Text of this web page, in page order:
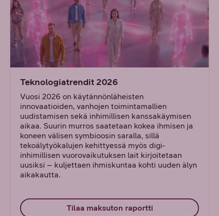
Teknologiatrendit 2026
Vuosi 2026 on käytännönläheisten
innovaatioiden, vanhojen toimintamallien
uudistamisen sekä inhimillisen kanssakäymisen
aikaa. Suurin murros saatetaan kokea ihmisen ja
koneen välisen symbioosin saralla, sillä
tekoälytyökalujen kehittyessä myös digi-
inhimillisen vuorovaikutuksen lait kirjoitetaan
uusiksi – kuljettaen ihmiskuntaa kohti uuden älyn
aikakautta.
Tilaa maksuton raportti